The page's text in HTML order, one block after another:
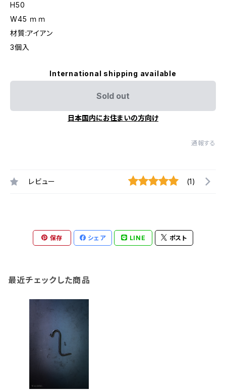
H50
W45 ｍｍ
材質:アイアン
3個入
International shipping available
Sold out
日本国内にお住まいの方向け
通報する
レビュー (1)
保存 シェア LINE ポスト
最近チェックした商品